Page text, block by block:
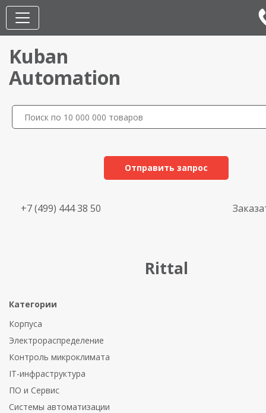
Kuban
Automation
Отправить запрос
+7 (499) 444 38 50
Rittal
Категории
Корпуса
Электрораспределение
Контроль микроклимата
IT-инфраструктура
ПО и Сервис
Системы автоматизации